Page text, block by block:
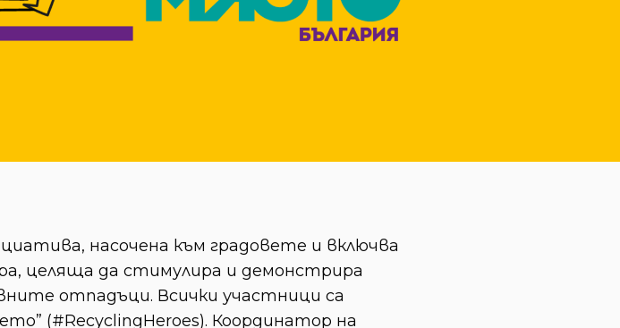
насочена към градовете и включва
целяща да стимулира и демонстрира
отпадъци. Всички участници са
(#RecyclingHeroes). Координатор на